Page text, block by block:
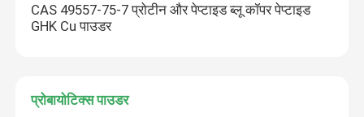
CAS 49557-75-7 प्रोटीन और पेप्टाइड ब्लू कॉपर पेप्टाइड
GHK Cu पाउडर
प्रोबायोटिक्स पाउडर